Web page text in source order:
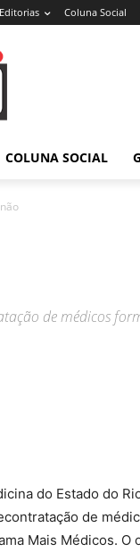
Editorias Coluna Social
COLUNA SOCIAL
de médicos
do Estado do
de
Mais Médicos.